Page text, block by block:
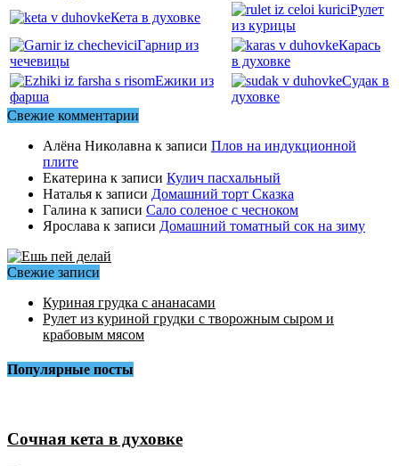
Кета в духовке
Рулет
из курицы
Гарнир из
чечевицы
Карась
в духовке
Ежики из
фарша
Судак в
духовке
Свежие комментарии
Алёна Николавна к записи Плов на индукционной
плите
Екатерина к записи Кулич пасхальный
Наталья к записи Домашний торт Сказка
Галина к записи Сало соленое с чесноком
Ярослава к записи Домашний томатный сок на зиму
Свежие записи
Куриная грудка с ананасами
Рулет из куриной грудки с творожным сыром и
крабовым мясом
Популярные посты
Сочная кета в духовке